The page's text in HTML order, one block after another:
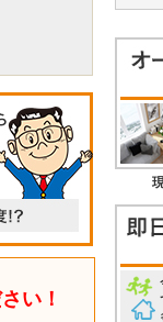
い！